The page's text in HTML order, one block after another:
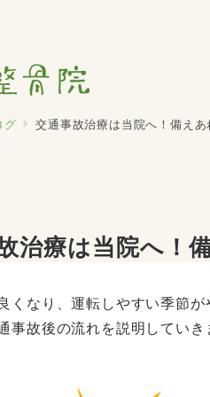
グ 交通事故治療は当院へ！備え
治療は当院へ！
くなり、運転しやすい季節
事故後の流れを説明していき